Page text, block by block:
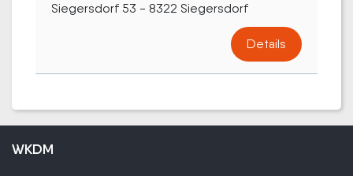
Siegersdorf 53 - 8322 Siegersdorf
Details
WKDM